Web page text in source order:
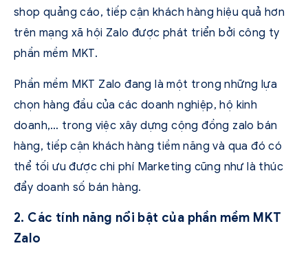
shop quảng cáo, tiếp cận khách hàng hiệu quả hơn
trên mạng xã hội Zalo được phát triển bởi công ty
phần mềm MKT.
Phần mềm MKT Zalo đang là một trong những lựa
chọn hàng đầu của các doanh nghiệp, hộ kinh
doanh,… trong việc xây dựng cộng đồng zalo bán
hàng, tiếp cận khách hàng tiềm năng và qua đó có
thể tối ưu được chi phí Marketing cũng như là thúc
đẩy doanh số bán hàng.
2. Các tính năng nổi bật của phần mềm MKT
Zalo